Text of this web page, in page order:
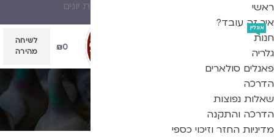
פתרון אפקטיבי מוכח להרחקת יונים
₪0
לשיחה
מהירה
ראשי
איך זה עובד?
חנות
אונליין
גלריה
פאנלים סולארים
הדרכה
שאלות נפוצות
הדרכה והתקנה
מדיניות החזר וזיכוי כספי